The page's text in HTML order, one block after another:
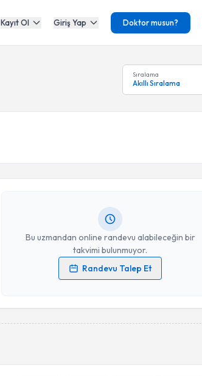
Kayıt Ol Giriş Yap Doktor musun?
Sıralama
Akıllı Sıralama
Bu uzmandan online randevu alabileceğin bir
takvimi bulunmuyor.
Randevu Talep Et
Kişisel verilerimin işlenmesine ilişkinAydınlatma Metni
işlenmesini kabul ediyorum.